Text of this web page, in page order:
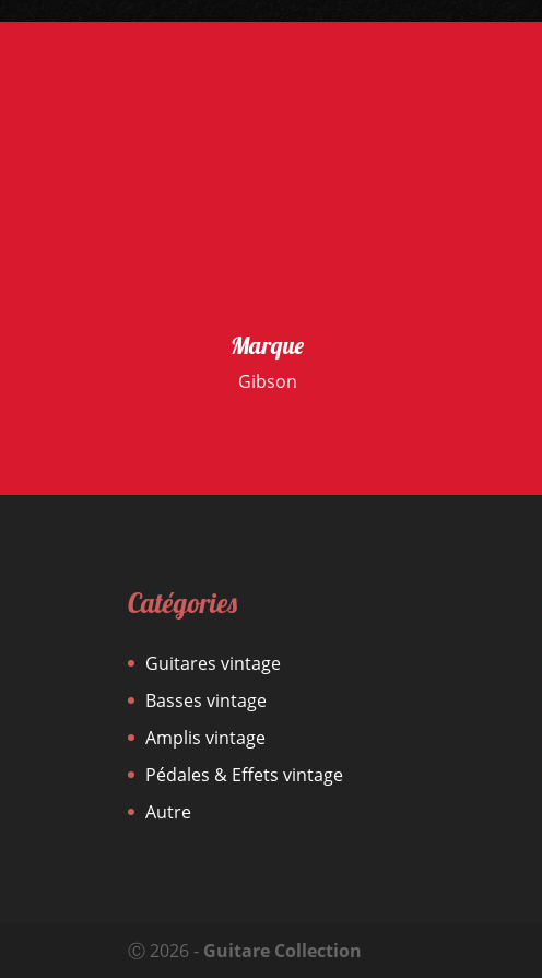
Marque
Gibson
Catégories
Guitares vintage
Basses vintage
Amplis vintage
Pédales & Effets vintage
Autre
Ⓒ 2026 - Guitare Collection